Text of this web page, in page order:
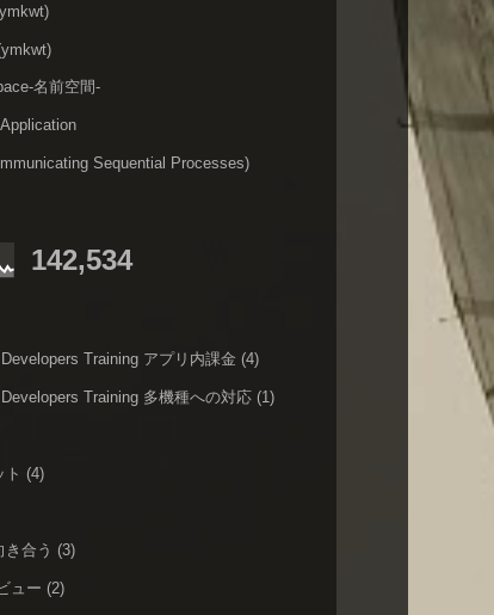
名前空間-
Sequential Processes)
142,534
Training アプリ内課金 (4)
Training 多機種への対応 (1)
ト (4)
き合う (3)
ュー (2)